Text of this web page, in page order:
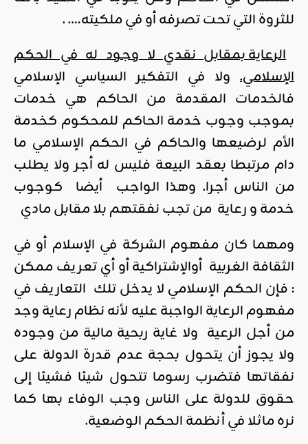
للثروة التي تحت تصرفه أو في ملكيته…. .
الرعاية بمقابل نقدي لا وجود له في الحكم
الإسلامي. ولا في التفكير السياسي الإسلامي
فالخدمات المقدمة من الحاكم هي خدمات
بموجب وجوب خدمة الحاكم للمحكوم كخدمة
الأم لرضيعها والحاكم في الحكم الإسلامي ما
دام مرتبطا بعقد البيعة فليس له أجر ولا يطلب
من الناس أجرا. وهذا الواجب أيضا كوجوب
خدمة و رعاية من تجب نفقتهم بلا مقابل مادي
ومهما كان مفهوم الشركة في الإسلام أو في
الثقافة الغربية أوالإشتراكية أو أي تعريف ممكن
: فإن الحكم الإسلامي لا يدخل تلك التعاريف في
مفهوم الرعاية الواجبة عليه لأنه نظام رعاية وجد
من أجل الرعية ولا غاية ربحية مالية من وجوده
ولا يجوز أن يتحول بحجة عدم قدرة الدولة على
نفقاتها فتضرب رسوما تتحول شيئا فشيئا إلى
حقوق للدولة على الناس وجب الوفاء بها كما
نره ماثلا في أنظمة الحكم الوضعية.